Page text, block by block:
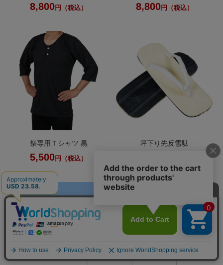
8,800円（税込） 8,800円（税込）
祭専用Ｔシャツ 黒
5,500 円（税込）
坪下り先反雪駄
会員ページ 店舗案内